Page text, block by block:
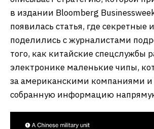
в издании Bloomberg
появилась статья, где секретные
поделились с журналистами
того, как китайские спецслужбы
электронике маленькие чипы,
за американскими компаниями
собранную информацию